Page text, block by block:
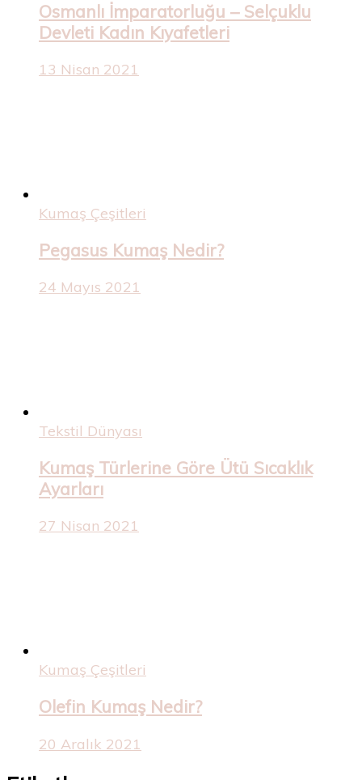
Osmanlı İmparatorluğu – Selçuklu
Devleti Kadın Kıyafetleri
13 Nisan 2021
Kumaş Çeşitleri
Pegasus Kumaş Nedir?
24 Mayıs 2021
Tekstil Dünyası
Kumaş Türlerine Göre Ütü Sıcaklık
Ayarları
27 Nisan 2021
Kumaş Çeşitleri
Olefin Kumaş Nedir?
20 Aralık 2021